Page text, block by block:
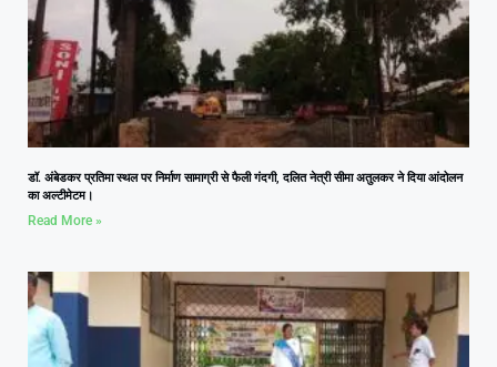
डॉ. अंबेडकर प्रतिमा स्थल पर निर्माण सामाग्री से फैली गंदगी, दलित नेत्री सीमा अतुलकर ने दिया आंदोलन
का अल्टीमेटम।
Read More »